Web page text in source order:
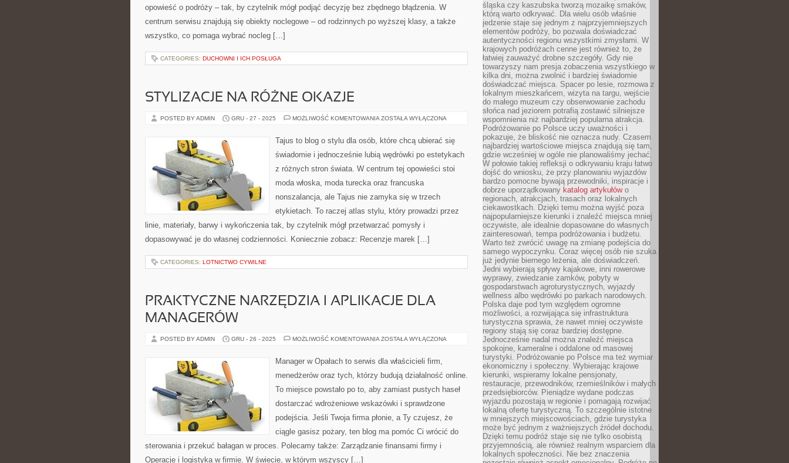
opowieść o podróży – tak, by czytelnik mógł podjąć decyzję bez zbędnego błądzenia. W
centrum serwisu znajdują się obiekty noclegowe – od rodzinnych po wyższej klasy, a także
wszystko, co pomaga wybrać nocleg […]
CATEGORIES: DUCHOWNI I ICH POSŁUGA
STYLIZACJE NA RÓŻNE OKAZJE
POSTED BY ADMIN GRU - 27 - 2025 MOŻLIWOŚĆ KOMENTOWANIA STYLIZACJE
OKAZJE
ZOSTAŁA WYŁĄCZONA
Tajus to blog o stylu dla osób, które chcą ubierać się
świadomie i jednocześnie lubią wędrówki po estetykach
z różnych stron świata. W centrum tej opowieści stoi
moda włoska, moda turecka oraz francuska
nonszalancja, ale Tajus nie zamyka się w trzech
etykietach. To raczej atlas stylu, który prowadzi przez
linie, materiały, barwy i wykończenia tak, by czytelnik mógł przetwarzać pomysły i
dopasowywać je do własnej codzienności. Koniecznie zobacz: Recenzje marek […]
CATEGORIES: LOTNICTWO CYWILNE
PRAKTYCZNE NARZĘDZIA I APLIKACJE DLA
MANAGERÓW
POSTED BY ADMIN GRU - 26 - 2025 MOŻLIWOŚĆ KOMENTOWANIA PRAKTYCZNE
APLIKACJE
DLA
ZOSTAŁA WYŁĄCZONA
Manager w Opałach to serwis dla właścicieli firm,
menedżerów oraz tych, którzy budują działalność online.
To miejsce powstało po to, aby zamiast pustych haseł
dostarczać wdrożeniowe wskazówki i sprawdzone
podejścia. Jeśli Twoja firma płonie, a Ty czujesz, że
ciągle gasisz pożary, ten blog ma pomóc Ci wrócić do
sterowania i przekuć bałagan w proces. Polecamy także: Zarządzanie finansami firmy i
Operacje i logistyka w firmie. W świecie, w którym wszyscy […]
śląska czy kaszubska tworzą mozaikę smaków,
którą warto odkrywać. Dla wielu osób właśnie
jedzenie staje się jednym z najprzyjemniejszych
elementów podróży, bo pozwala doświadczać
autentyczności regionu wszystkimi zmysłami. W
krajowych podróżach cenne jest również to, że
łatwiej zauważyć drobne szczegóły. Gdy nie
towarzyszy nam presja zobaczenia wszystkiego w
kilka dni, można zwolnić i bardziej świadomie
doświadczać miejsca. Spacer po lesie, rozmowa z
lokalnym mieszkańcem, wizyta na targu, wejście
do małego muzeum czy obserwowanie zachodu
słońca nad jeziorem potrafią zostawić silniejsze
wspomnienia niż najbardziej popularna atrakcja.
Podróżowanie po Polsce uczy uważności i
pokazuje, że bliskość nie oznacza nudy. Czasem
najbardziej wartościowe miejsca znajdują się tam,
gdzie wcześniej w ogóle nie planowaliśmy jechać.
W połowie takiej refleksji o odkrywaniu kraju łatwo
dojść do wniosku, że przy planowaniu wyjazdów
bardzo pomocne bywają przewodniki, inspiracje i
dobrze uporządkowany katalog artykułówo
regionach, atrakcjach, trasach oraz lokalnych
ciekawostkach. Dzięki temu można wyjść poza
najpopularniejsze kierunki i znaleźć miejsca mniej
oczywiste, ale idealnie dopasowane do własnych
zainteresowań, tempa podróżowania i budżetu.
Warto też zwrócić uwagę na zmianę podejścia do
samego wypoczynku. Coraz więcej osób nie szuka
już jedynie biernego leżenia, ale doświadczeń.
Jedni wybierają spływy kajakowe, inni rowerowe
wyprawy, zwiedzanie zamków, pobyty w
gospodarstwach agroturystycznych, wyjazdy
wellness albo wędrówki po parkach narodowych.
Polska daje pod tym względem ogromne
możliwości, a rozwijająca się infrastruktura
turystyczna sprawia, że nawet mniej oczywiste
regiony stają się coraz bardziej dostępne.
Jednocześnie nadal można znaleźć miejsca
spokojne, kameralne i oddalone od masowej
turystyki. Podróżowanie po Polsce ma też wymiar
ekonomiczny i społeczny. Wybierając krajowe
kierunki, wspieramy lokalne pensjonaty,
restauracje, przewodników, rzemieślników i małych
przedsiębiorców. Pieniądze wydane podczas
wyjazdu pozostają w regionie i pomagają rozwijać
lokalną ofertę turystyczną. To szczególnie istotne
w mniejszych miejscowościach, gdzie turystyka
może być jednym z ważniejszych źródeł dochodu.
Dzięki temu podróż staje się nie tylko osobistą
przyjemnością, ale również realnym wsparciem dla
lokalnych społeczności. Nie bez znaczenia